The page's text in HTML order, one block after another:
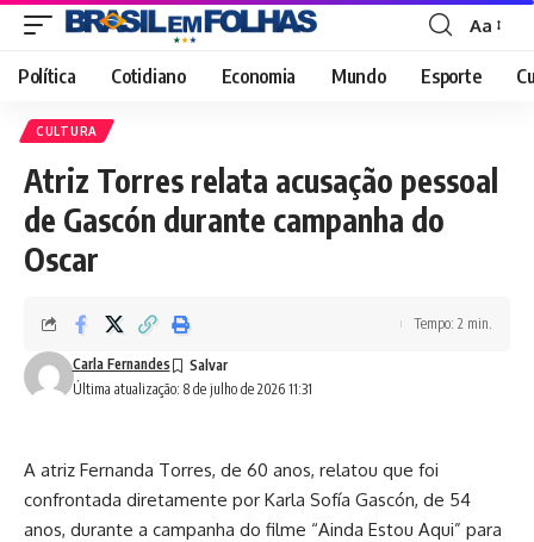
Font
Resizer
Aa
Política Cotidiano Economia Mundo Esporte
CULTURA
Atriz Torres relata acusação pessoal
de Gascón durante campanha do
Oscar
Última atualização: 8 de julho de 2026 11:31
Carla Fernandes
Tempo: 2 min.
A atriz Fernanda Torres, de 60 anos, relatou que foi
confrontada diretamente por Karla Sofía Gascón, de 54
anos, durante a campanha do filme “Ainda Estou Aqui” para